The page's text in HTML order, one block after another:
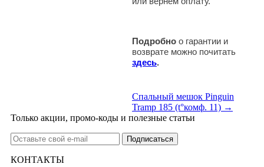
Подробно о гарантии и
возврате можно почитать
здесь.
Спальный мешок Pinguin
Tramp 185 (t°комф. 11) →
Только акции, промо-коды и полезные статьи
КОНТАКТЫ